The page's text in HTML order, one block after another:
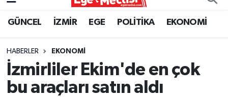
GÜNCEL İZMİR EGE POLİTİKA EKONOMİ
HABERLER EKONOMİ
İzmirliler Ekim'de en çok
bu araçları satın aldı
GÜNCEL
İZMİR
ÖZEL HABER